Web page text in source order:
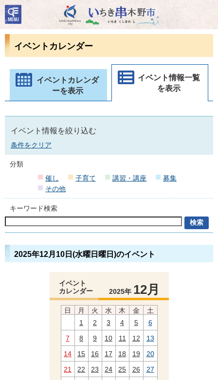
いちき串木野市
検
索・
共通
ューイベントカレンダー
イベントカレンダ
ーを表示
イベント情報一覧
を表示
イベント情報を絞り込む
条件をクリア
分類
催し
子育て 講習・講座
募集
その他
キーワード検索
2025年12月10日(水曜日曜日)のイベント
イベント
カレンダー
2025年 12月
日 月 火 水 木 金
土
1
2 3 4 5
6
7
8 9 10 11 12
13
14
15 16 17 18 19
20
21
22 23 24 25 26
27